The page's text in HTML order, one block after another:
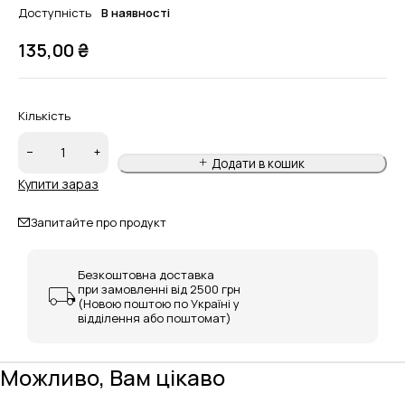
Доступність
В наявності
135,00₴
Кількість
Додати в кошик
Купити зараз
Запитайте про продукт
Безкоштовна доставка
при замовленні від 2500 грн
(Новою поштою по Україні у
відділення або поштомат)
Можливо, Вам цікаво